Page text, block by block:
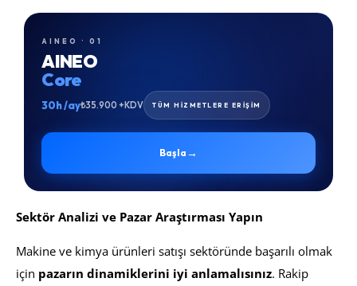
AINEO · 01
AINEO
Core
30h /ay₺35.900 +KDV TÜM HİZMETLERE ERİŞİM
Başla →
Sektör Analizi ve Pazar Araştırması Yapın
Makine ve kimya ürünleri satışı sektöründe başarılı olmak
için pazarın dinamiklerini iyi anlamalısınız. Rakip